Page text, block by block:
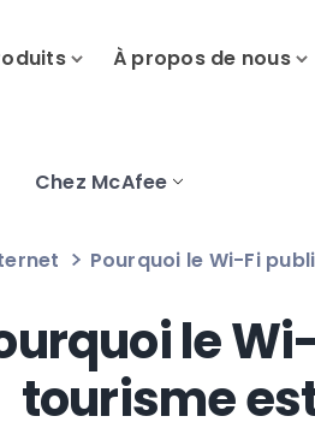
À propos de nous
Chez McAfee
Pourquoi le Wi-Fi
le
tourisme